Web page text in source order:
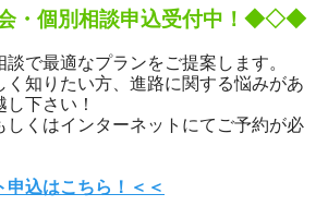
・個別相談申込受付中！◆◇◆
で最適なプランをご提案します。
く知りたい方、進路に関する悩みがあ
下さい！
しくはインターネットにてご予約が必
申込はこちら！＜＜